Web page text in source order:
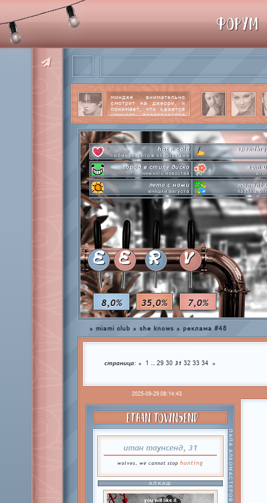
8,0% 35,0% 7,0%
миндже внимательно
смотрит на джерри, и
понимает, что кажется
немного перестарался
далее
hot n cold
любимое фото в клабграмме
город в стиле диско
немного новостей
вот
лето с нами
внешки августа
moment
паззлы
pen-pineapple-apple-pen!
шлакоблокунь заказывали?
сделай это
everyone's a star
покупаем звезды
time goes by
private emotion
с днем эмоций #4
hot
летняя
E E R V
ФОРУМ
» miami club » she knows » реклама #48
страница: « 1 … 29 30 31 32 33 34 »
2025-09-29 08:14:43
ETHAN TOWNSEND
итан таунсенд, 31
wolves, we cannot stophunting ПАПА АЛКОМАСТЕРОВ
АЛКАШ